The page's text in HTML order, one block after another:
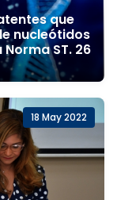
que
nucleótidos
ST. 26
18 May 2022